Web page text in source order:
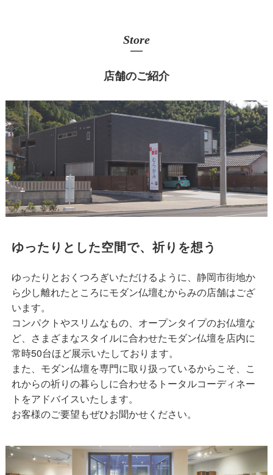
Store
店舗のご紹介
ゆったりとした空間で、祈りを想う
ゆったりとおくつろぎいただけるように、静岡市街地か
ら少し離れたところにモダン仏壇むからみの店舗はござ
います。
コンパクトやスリムなもの、オープンタイプのお仏壇な
ど、さまざまなスタイルに合わせたモダン仏壇を店内に
常時50台ほど展示いたしております。
また、モダン仏壇を専門に取り扱っているからこそ、こ
れからの祈りの暮らしに合わせるトータルコーディネー
トをアドバイスいたします。
お客様のご要望もぜひお聞かせください。